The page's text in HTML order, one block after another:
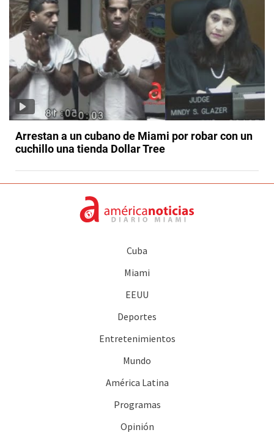
Arrestan a un cubano de Miami por robar con un
cuchillo una tienda Dollar Tree
Cuba
Miami
EEUU
Deportes
Entretenimientos
Mundo
América Latina
Programas
Opinión